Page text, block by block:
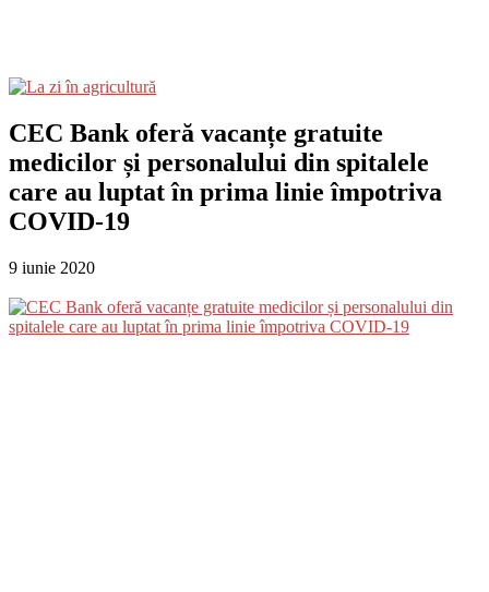
CEC Bank oferă vacanțe gratuite
medicilor și personalului din spitalele
care au luptat în prima linie împotriva
COVID-19
9 iunie 2020